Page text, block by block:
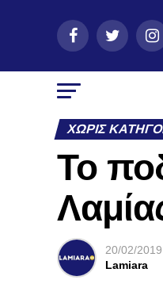
ΧΩΡΊΣ
Το
20/02/2019
Lamiara